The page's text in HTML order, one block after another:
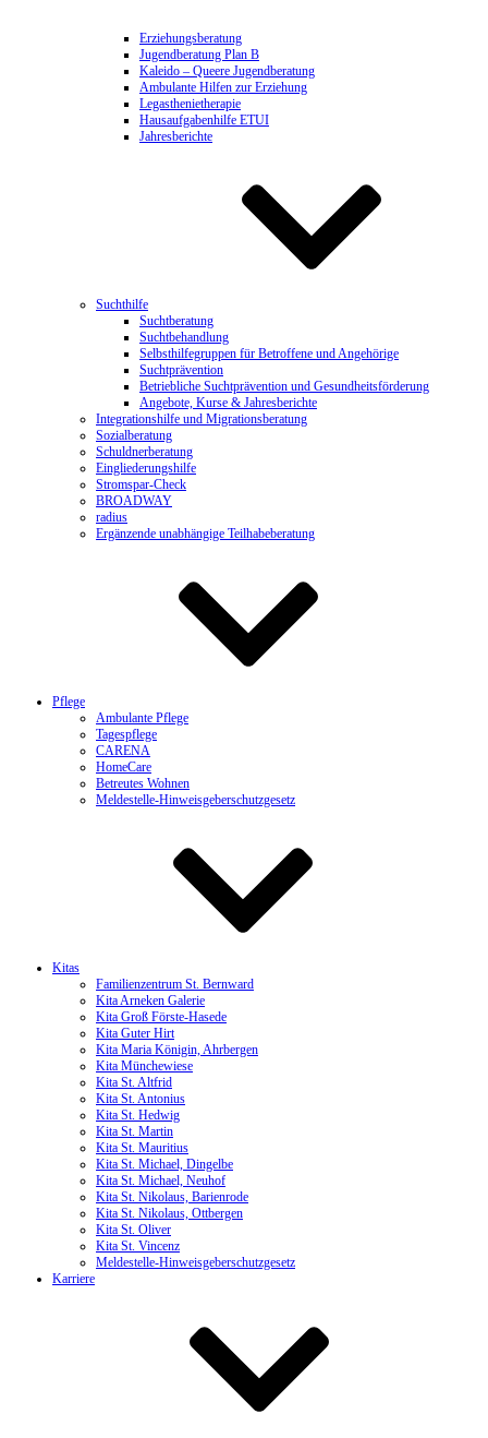
Erziehungsberatung
Jugendberatung Plan B
Kaleido – Queere Jugendberatung
Ambulante Hilfen zur Erziehung
Legasthenietherapie
Hausaufgabenhilfe ETUI
Jahresberichte
Suchthilfe
Suchtberatung
Suchtbehandlung
Selbsthilfegruppen für Betroffene und Angehörige
Suchtprävention
Betriebliche Suchtprävention und Gesundheitsförderung
Angebote, Kurse & Jahresberichte
Integrationshilfe und Migrationsberatung
Sozialberatung
Schuldnerberatung
Eingliederungshilfe
Stromspar-Check
BROADWAY
radius
Ergänzende unabhängige Teilhabeberatung
Pflege
Ambulante Pflege
Tagespflege
CARENA
HomeCare
Betreutes Wohnen
Meldestelle-Hinweisgeberschutzgesetz
Kitas
Familienzentrum St. Bernward
Kita Arneken Galerie
Kita Groß Förste-Hasede
Kita Guter Hirt
Kita Maria Königin, Ahrbergen
Kita Münchewiese
Kita St. Altfrid
Kita St. Antonius
Kita St. Hedwig
Kita St. Martin
Kita St. Mauritius
Kita St. Michael, Dingelbe
Kita St. Michael, Neuhof
Kita St. Nikolaus, Barienrode
Kita St. Nikolaus, Ottbergen
Kita St. Oliver
Kita St. Vincenz
Meldestelle-Hinweisgeberschutzgesetz
Karriere